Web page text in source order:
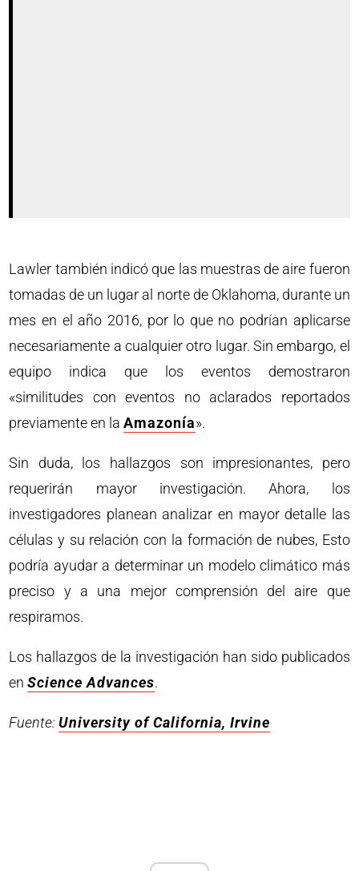
Lawler también indicó que las muestras de aire fueron
tomadas de un lugar al norte de Oklahoma, durante un
mes en el año 2016, por lo que no podrían aplicarse
necesariamente a cualquier otro lugar. Sin embargo, el
equipo indica que los eventos demostraron
«similitudes con eventos no aclarados reportados
previamente en laAmazonía».
Sin duda, los hallazgos son impresionantes, pero
requerirán mayor investigación. Ahora, los
investigadores planean analizar en mayor detalle las
células y su relación con la formación de nubes, Esto
podría ayudar a determinar un modelo climático más
preciso y a una mejor comprensión del aire que
respiramos.
Los hallazgos de la investigación han sido publicados
enScience Advances.
Fuente:University of California, Irvine